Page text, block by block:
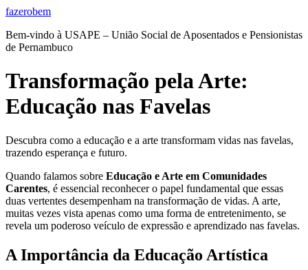
Ir
o
conteúdo
fazerobem
Bem-vindo à USAPE – União Social de Aposentados e Pensionistas
de Pernambuco
Transformação pela Arte:
Educação nas Favelas
Descubra como a educação e a arte transformam vidas nas favelas,
trazendo esperança e futuro.
Quando falamos sobre Educação e Arte em Comunidades
Carentes, é essencial reconhecer o papel fundamental que essas
duas vertentes desempenham na transformação de vidas. A arte,
muitas vezes vista apenas como uma forma de entretenimento, se
revela um poderoso veículo de expressão e aprendizado nas favelas.
A Importância da Educação Artística